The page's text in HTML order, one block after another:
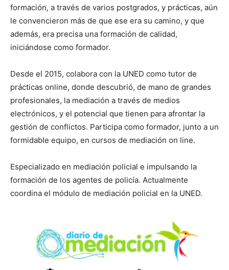
formación, a través de varios postgrados, y prácticas, aún
le convencieron más de que ese era su camino, y que
además, era precisa una formación de calidad,
iniciándose como formador.
Desde el 2015, colabora con la UNED como tutor de
prácticas online, donde descubrió, de mano de grandes
profesionales, la mediación a través de medios
electrónicos, y el potencial que tienen para afrontar la
gestión de conflictos. Participa como formador, junto a un
formidable equipo, en cursos de mediación on line.
Especializado en mediación policial e impulsando la
formación de los agentes de policía. Actualmente
coordina el módulo de mediación policial en la UNED.